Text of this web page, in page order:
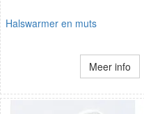
Halswarmer en muts
Meer info